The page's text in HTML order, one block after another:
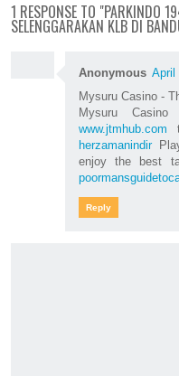
1 RESPONSE TO "PARKINDO
SELENGGARAKAN KLB DI
Anonymous April
Mysuru Casino -
Mysuru
www.jtmhub.com
herzamanindir
enjoy the best
Reply